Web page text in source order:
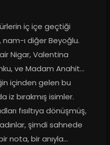
iç içe geçtiği
ı diğer Beyoğlu.
Nigar, Valentina
ve Madam Anahit…
içinden gelen bu
iz bırakmış isimler.
fısıltıya dönüşmüş,
şimdi sahnede
nota, bir anıyla…